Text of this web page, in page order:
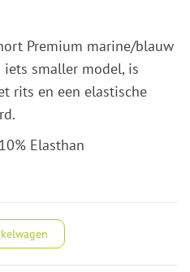
Premium marine/blauw
smaller model, is
rits en een elastische
Elasthan